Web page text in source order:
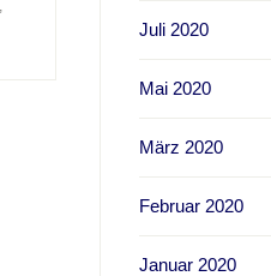
Juli 2020
Mai 2020
März 2020
Februar 2020
Januar 2020